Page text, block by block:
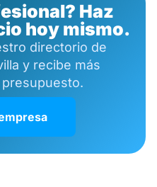
Haz
hoy mismo.
directorio de
y recibe más